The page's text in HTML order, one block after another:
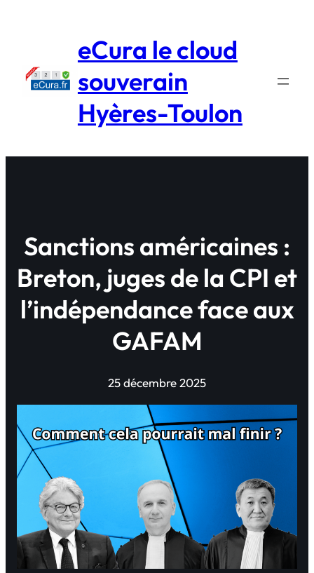
eCura le cloud
souverain
Hyères-Toulon
Sanctions américaines :
Breton, juges de la CPI et
l’indépendance face aux
GAFAM
25 décembre 2025